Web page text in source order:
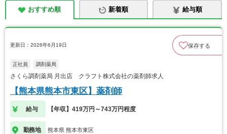
おすすめ順 新着順 給与順
更新日：2026年6月19日 保存する
正社員 調剤薬局
さくら調剤薬局 月出店 クラフト株式会社の薬剤師求人
【熊本県熊本市東区】薬剤師
給与 【年収】419万円～743万円程度
勤務地 熊本県 熊本市東区